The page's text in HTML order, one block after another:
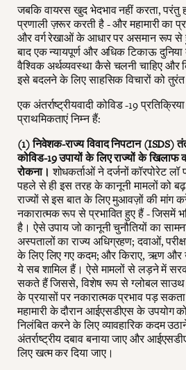
जबकि वायरस खुद भेदभाव नहीं करता, परंतु
प्रणाली ज़रूर करती है - और महामारी का
और वर्ग रेखाओं के आधार पर असमान रूप से
बाद एक न्यायपूर्ण और अधिक टिकाऊ दुनिया
वैश्विक अर्थव्यवस्था कैसे चलनी चाहिए और
इसे बदलने के लिए साहसिक विचारों को तुरंत
एक अंतर्राष्ट्रीयवादी कोविड -19
प्राथमिकताएं निम्न हैं:
(1) निवेशक-राज्य विवाद निपटान
कोविड-19 उपायों के लिए राज्यों के खिलाफ
रोकना। शोधकर्ताओं ने दर्जनों कॉरपोरेट लॉ
पहले से ही इस तरह के कानूनी मामलों को
राज्यों से इस बात के लिए मुआवज़ों की मांग
नकारात्मक रूप से प्रभावित हुए हैं - जिसमें
है। ऐसे उपाय जो कानूनी चुनौतियों का
अस्पतालों का राज्य अधिग्रहण; दवाओं,
के लिए लिए गए कदम; और किराए, ऋण और
ये सब शामिल हैं। ऐसे मामलों से लड़ने में
सकते हैं जिससे, विशेष रूप से ग्लोबल साउथ
के प्रयासों पर नकारात्मक प्रभाव पड़
महामारी के दौरान आईएसडीएस के उपयोग
निलंबित करने के लिए व्यावहारिक कदम
अंतर्राष्ट्रीय दबाव बनाया जाए और
लिए खत्म कर दिया जाए।